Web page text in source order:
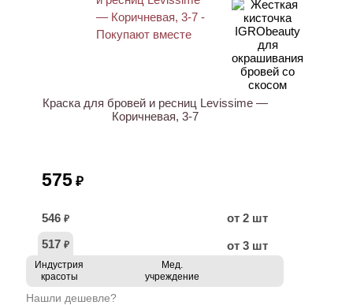
Краска для бровей и ресниц Levissime —
Коричневая, 3-7
575 ₽
546 ₽
от 2 шт
517 ₽ от 3 шт
Индустрия
красоты
Мед.
учреждение
Нашли дешевле?